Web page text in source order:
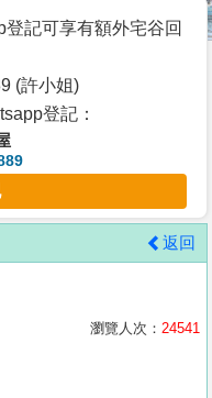
記可享有額外宅谷回
(許小姐)
登記：
返回
瀏覽人次： 24541